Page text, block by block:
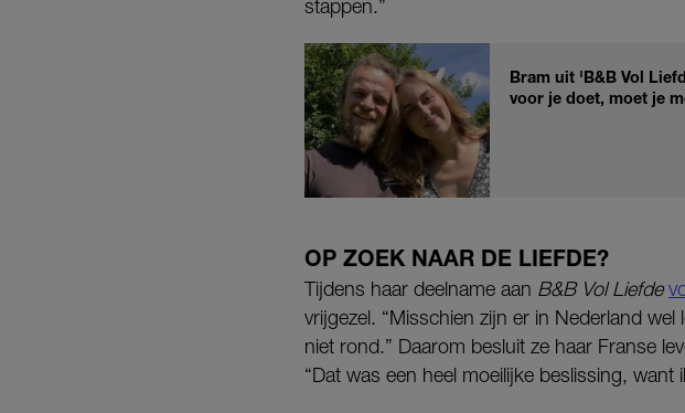
stappen.”
Bram uit 'B&B Vol
voor je doet, moet je
OP ZOEK NAAR DE LIEFDE?
Tijdens haar deelname aan B&B Vol Liefde
vrijgezel. “Misschien zijn er in Nederland
niet rond.” Daarom besluit ze haar Franse
“Dat was een heel moeilijke beslissing,